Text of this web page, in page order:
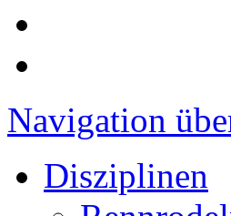
Navigation
Disziplinen